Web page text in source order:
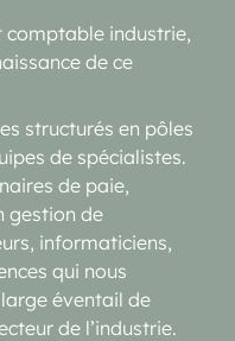
comptable industrie,
de ce
structurés en pôles
de spécialistes.
de paie,
gestion de
informaticiens,
qui nous
éventail de
de l’industrie.